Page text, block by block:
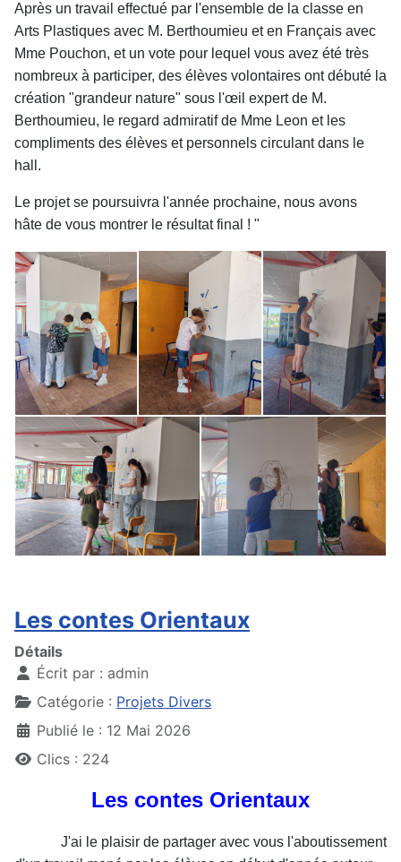
Après un travail effectué par l'ensemble de la classe en
Arts Plastiques avec M. Berthoumieu et en Français avec
Mme Pouchon, et un vote pour lequel vous avez été très
nombreux à participer, des élèves volontaires ont débuté la
création "grandeur nature" sous l'œil expert de M.
Berthoumieu, le regard admiratif de Mme Leon et les
compliments des élèves et personnels circulant dans le
hall.
Le projet se poursuivra l'année prochaine, nous avons
hâte de vous montrer le résultat final ! "
Les contes Orientaux
Détails
Écrit par : admin
Catégorie : Projets Divers
Publié le : 12 Mai 2026
Clics : 224
Les contes Orientaux
J'ai le plaisir de partager avec vous l'aboutissement